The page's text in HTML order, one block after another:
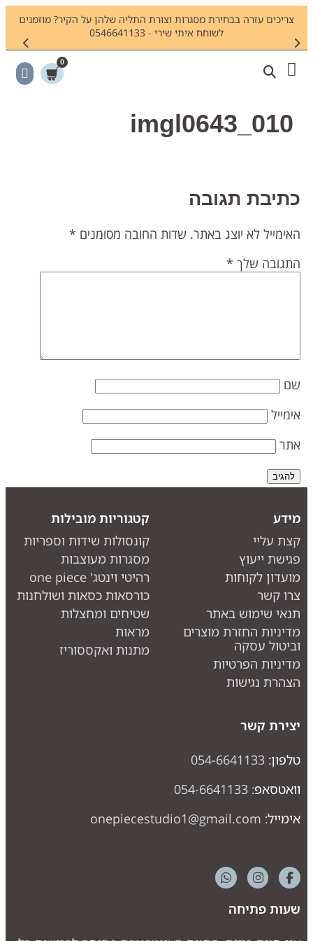
צריכים עזרה בבחירת מסגרות וצורת התליה שלהן על הקיר? מוזמנים
לשוחח איתי שירי - 0546641133
imgl0643_010
תגובה
לא יוצג באתר. שדות החובה מסומנים*
שלך*
עליי
ייעוץ
לקוחות
קשר
שימוש באתר
החזרת מוצרים
עסקה
הפרטיות
נגישות
קטגוריות מובילות
קונסולות שידות וספריות
מסגרות מעוצבות
רהיטי וינטג' one piece
כורסאות כסאות ושולחנות
שטיחים ומחצלות
מראות
מתנות ואקססוריז
קשר
054-6641133
054-6641133
onepiecestudio1@gmail.com
פתיחה